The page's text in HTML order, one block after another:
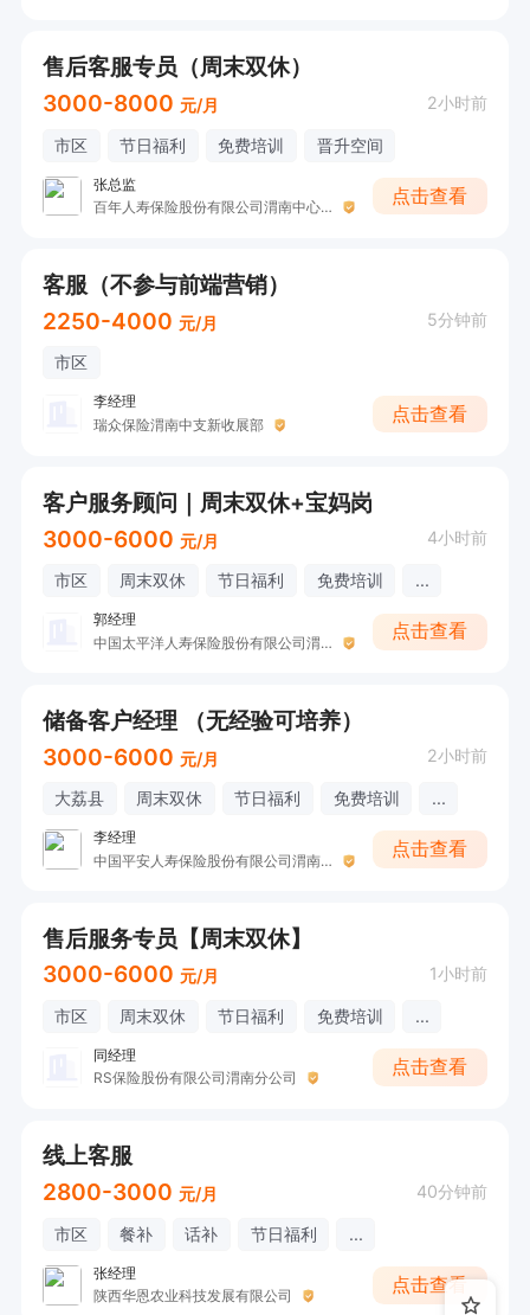
售后客服专员（周末双休）
3000-8000 元/月 2小时前
市区 节日福利 免费培训 晋升空间
张总监
百年人寿保险股份有限公司渭南中心支公司
点击查看
客服（不参与前端营销）
2250-4000 元/月 5分钟前
市区
李经理
瑞众保险渭南中支新收展部
点击查看
客户服务顾问｜周末双休+宝妈岗
3000-6000 元/月 4小时前
市区 周末双休 节日福利 免费培训 ...
郭经理
中国太平洋人寿保险股份有限公司渭南中心支公司
点击查看
储备客户经理 （无经验可培养）
3000-6000 元/月 2小时前
大荔县 周末双休 节日福利 免费培训 ...
李经理
中国平安人寿保险股份有限公司渭南中心支公司
点击查看
售后服务专员【周末双休】
3000-6000 元/月 1小时前
市区 周末双休 节日福利 免费培训 ...
同经理
RS保险股份有限公司渭南分公司
点击查看
线上客服
2800-3000 元/月 40分钟前
市区 餐补 话补 节日福利 ...
张经理
陕西华恩农业科技发展有限公司
点击查看